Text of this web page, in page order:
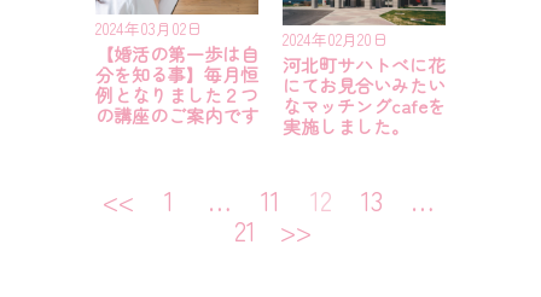
2024年03月02日
【婚活の第一歩は自
分を知る事】毎月恒
例となりました２つ
の講座のご案内です
2024年02月20日
河北町サハトべに花
にてお見合いみたい
なマッチングcafeを
実施しました。
<< 1 … 11 12 13 …
21 >>